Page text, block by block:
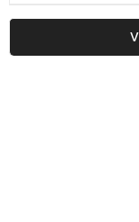
کا گھر ٹوٹنے
قصہ سنا دیا